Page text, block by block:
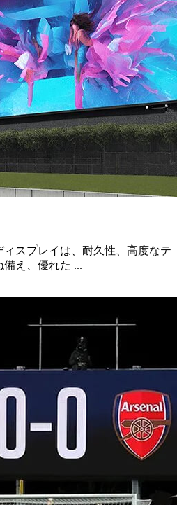
ィスプレイは、耐久性、高度なテ
え、優れた ...